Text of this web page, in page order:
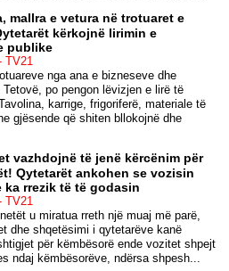
mallra e vetura në trotuaret e
kërkojnë lirimin e
publike
TV21
nga ana e bizneseve dhe
Tetovë, po pengon lëvizjen e lirë të
karrige, frigoriferë, materiale të
gjësende që shiten bllokojnë dhe
vazhdojnë të jenë kërcënim për
Qytetarët ankohen se vozisin
ka rrezik të të godasin
TV21
u miratua rreth një muaj më parë,
dhe shqetësimi i qytetarëve kanë
për këmbësorë ende vozitet shpejt
ndaj këmbësorëve, ndërsa shpesh...